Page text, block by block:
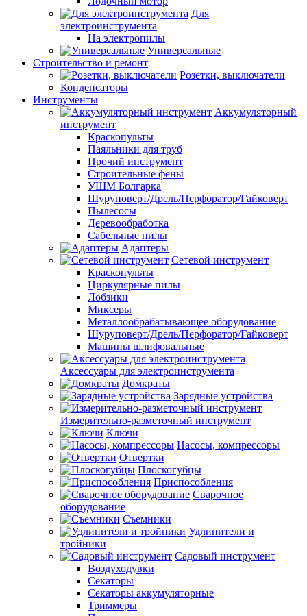
Для
электроинструмента
На электропилы
Универсальные
Строительство и ремонт
Розетки, выключатели
Конденсаторы
Инструменты
Аккумуляторный
инструмент
Краскопульты
Паяльники для труб
Прочий инструмент
Строительные фены
УШМ Болгарка
Шуруповерт/Дрель/Перфоратор/Гайковерт
Пылесосы
Деревообработка
Сабельные пилы
Адаптеры
Сетевой инструмент
Краскопульты
Циркулярные пилы
Лобзики
Миксеры
Металлообрабатывающее оборудование
Шуруповерт/Дрель/Перфоратор/Гайковерт
Машины шлифовальные
Аксессуары для электроинструмента
Домкраты
Зарядные устройства
Измерительно-разметочный инструмент
Ключи
Насосы, компрессоры
Отвертки
Плоскогубцы
Приспособления
Сварочное
оборудование
Съемники
Удлинители и
тройники
Садовый инструмент
Воздуходувки
Секаторы
Секаторы аккумуляторные
Триммеры